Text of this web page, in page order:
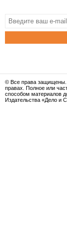
© Все права защищены.
правах. Полное или
способом материалов
Издательства «Дело и